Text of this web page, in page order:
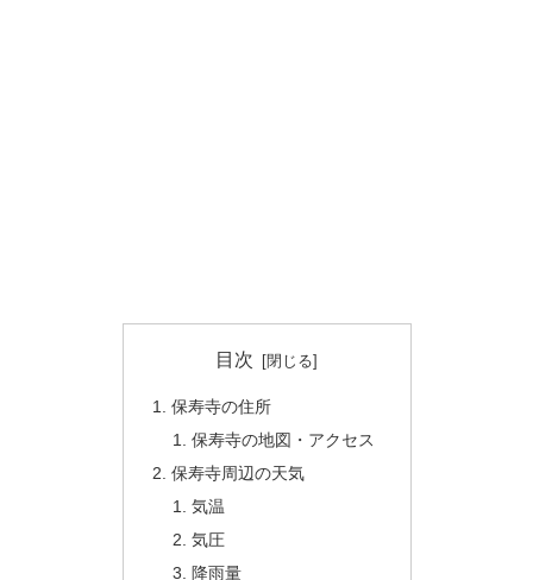
目次
保寿寺の住所
保寿寺の地図・アクセス
保寿寺周辺の天気
気温
気圧
降雨量